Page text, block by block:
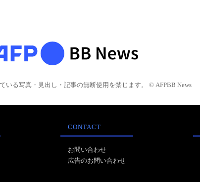
いる写真・見出し・記事の無断使用を禁じます。 © AFPBB News
CONTACT
お問い合わせ
広告のお問い合わせ